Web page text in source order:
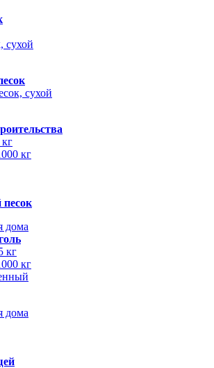
сухой
сухой
кг
дома
кг
кг
дома